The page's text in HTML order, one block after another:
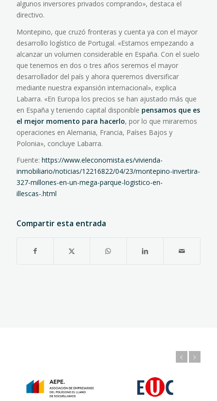
algunos inversores privados comprando», destaca el
directivo.
Montepino, que cruzó fronteras y cuenta ya con el mayor
desarrollo logístico de Portugal. «Estamos empezando a
alcanzar un volumen considerable en España. Con el suelo
que tenemos en dos o tres años seremos el mayor
desarrollador del país y ahora queremos diversificar
mediante nuestra expansión internacional», explica
Labarra. «En Europa los precios se han ajustado más que
en España y teniendo capital disponible pensamos que es
el mejor momento para hacerlo, por lo que miraremos
operaciones en Alemania, Francia, Países Bajos y
Polonia», concluye Labarra.
Fuente: https://www.eleconomista.es/vivienda-
inmobiliario/noticias/12216822/04/23/montepino-invertira-
327-millones-en-un-mega-parque-logistico-en-
illescas-.html
Compartir esta entrada